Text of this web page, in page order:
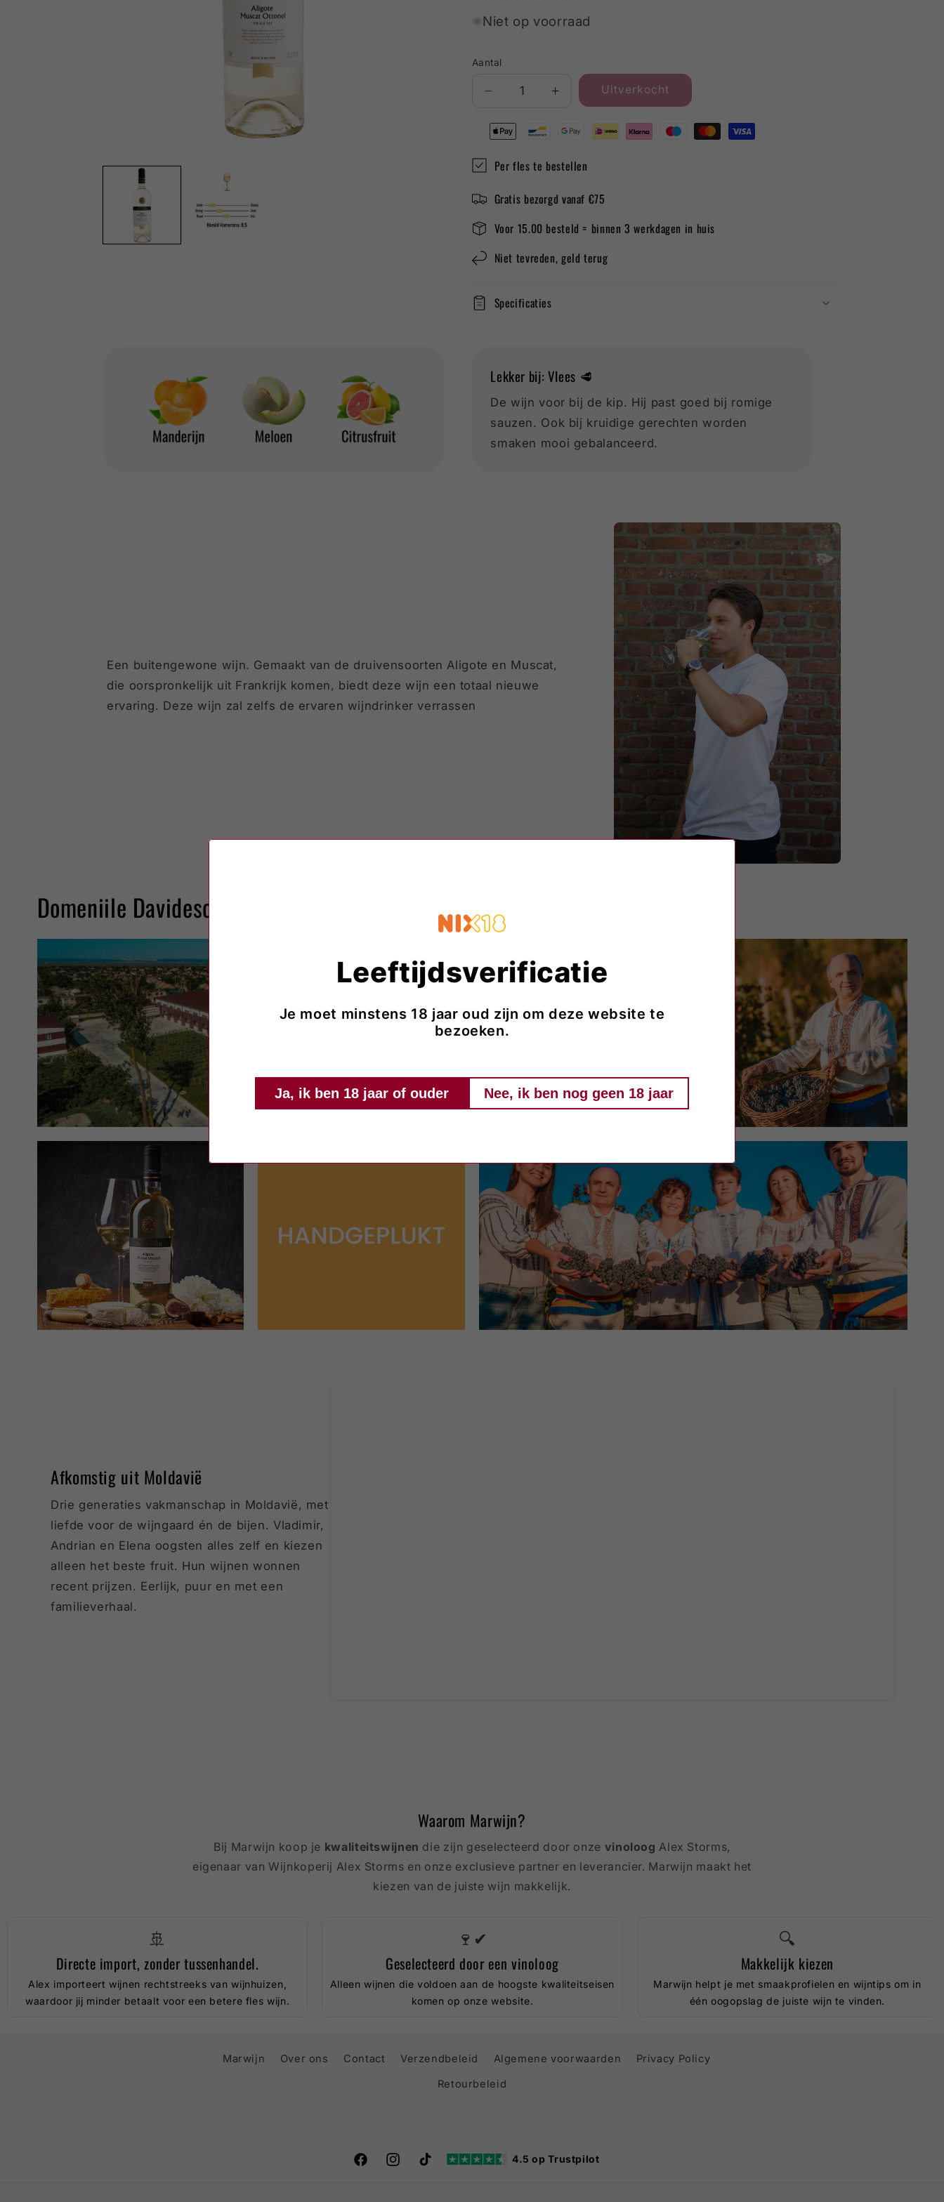
Niet op voorraad
Aantal
Aantal
voor
Domeniile
Davidescu
Aligote
Muscat
Ottonel
Aantal
voor
Domeniile
Davidescu
Aligote
Muscat
Ottonel
Uitverkocht
Per fles te bestellen
Gratis bezorgd vanaf €75
Voor 15.00 besteld = binnen 3 werkdagen in huis
Niet tevreden, geld terug
Specificaties
Lekker bij: Vlees 🥩
De wijn voor bij de kip. Hij past goed bij romige
sauzen. Ook bij kruidige gerechten worden
smaken mooi gebalanceerd.
Een buitengewone wijn. Gemaakt van de druivensoorten Aligote en Muscat,
die oorspronkelijk uit Frankrijk komen, biedt deze wijn een totaal nieuwe
ervaring. Deze wijn zal zelfs de ervaren wijndrinker verrassen
Domeniile Davidescu
Afkomstig uit Moldavië
Drie generaties vakmanschap in Moldavië, met
liefde voor de wijngaard én de bijen. Vladimir,
Andrian en Elena oogsten alles zelf en kiezen
alleen het beste fruit. Hun wijnen wonnen
recent prijzen. Eerlijk, puur en met een
familieverhaal.
Waarom Marwijn?
Bij Marwijn koop je kwaliteitswijnen die zijn geselecteerd door onze vinoloog Alex Storms,
eigenaar van Wijnkoperij Alex Storms en onze exclusieve partner en leverancier. Marwijn maakt het
kiezen van de juiste wijn makkelijk.
🚢
Directe import, zonder tussenhandel.
Alex importeert wijnen rechtstreeks van wijnhuizen,
waardoor jij minder betaalt voor een betere fles wijn.
🍷✔
Geselecteerd door een vinoloog
Alleen wijnen die voldoen aan de hoogste kwaliteitseisen
komen op onze website.
🔍
Makkelijk kiezen
Marwijn helpt je met smaakprofielen en wijntips om in
één oogopslag de juiste wijn te vinden.
Marwijn Over ons Contact Verzendbeleid Algemene voorwaarden
Privacy Policy
Retourbeleid
FacebookInstagramTikTok
4.5 op Trustpilot
Leeftijdsverificatie
Je moet minstens 18 jaar oud zijn om deze website te
bezoeken.
Ja, ik ben 18 jaar of ouder Nee, ik ben nog geen 18 jaar